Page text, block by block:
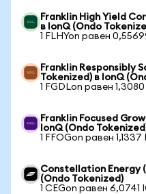
Franklin High Yield
в IonQ (Ondo
1 FLHYon равен
Franklin Responsibly
Tokenized) в IonQ
1 FGDLon равен
Franklin Focused
IonQ (Ondo
1 FFOGon равен
Constellation Energy
(Ondo Tokenized)
1 CEGon равен 6,0741